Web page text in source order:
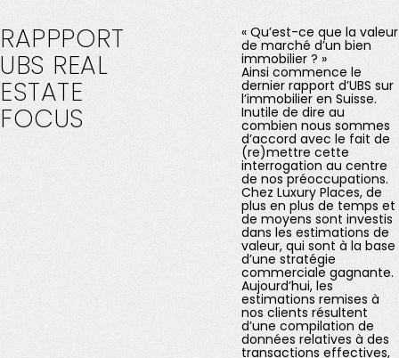
RAPPPORT
UBS REAL
ESTATE
FOCUS
« Qu’est-ce que la valeur
de marché d’un bien
immobilier ? »
Ainsi commence le
dernier rapport d’UBS sur
l’immobilier en Suisse.
Inutile de dire au
combien nous sommes
d’accord avec le fait de
(re)mettre cette
interrogation au centre
de nos préoccupations.
Chez Luxury Places, de
plus en plus de temps et
de moyens sont investis
dans les estimations de
valeur, qui sont à la base
d’une stratégie
commerciale gagnante.
Aujourd’hui, les
estimations remises à
nos clients résultent
d’une compilation de
données relatives à des
transactions effectives,